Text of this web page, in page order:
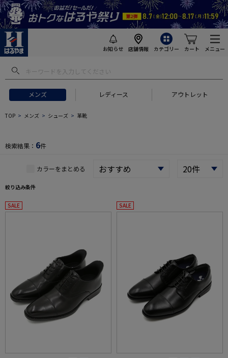
お知らせ 店舗情報 カテゴリー カート メニュー
メンズ レディース アウトレット
フトにおすすめ #セットアップ スーツ
TOP メンズ シューズ 革靴
検索結果： 6件
カラーをまとめる
絞り込み条件
SALE SALE